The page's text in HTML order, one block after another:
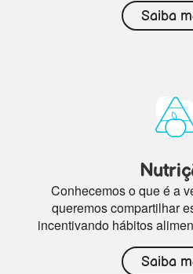
Saiba
Conhecemos o que é a
queremos compartilhar
incentivando hábitos
Saiba